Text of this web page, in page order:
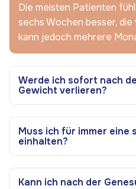
Die meisten Patienten
sechs Wochen besser,
kann jedoch mehrere
Werde ich sofort nach
Gewicht verlieren?
Muss ich für immer eine
einhalten?
Kann ich nach der